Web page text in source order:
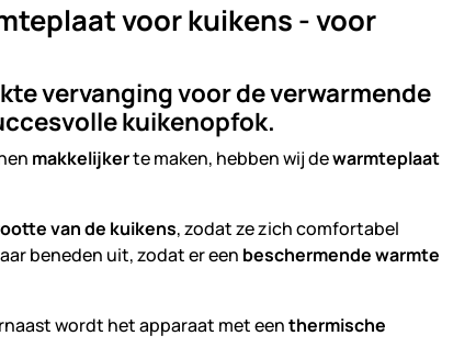
voor kuikens - voor
vervanging voor de verwarmende
kuikenopfok.
makkelijkerte maken, hebben wij dewarmteplaat
van de kuikens, zodat ze zich comfortabel
beneden uit, zodat er een beschermende warmte
wordt het apparaat met eenthermische